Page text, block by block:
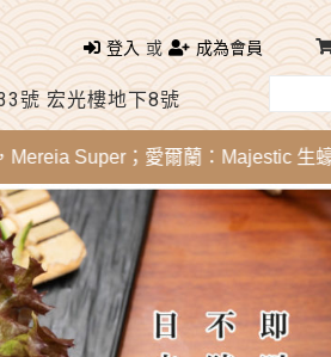
登入 或 成為會員
號 宏光樓地下8號
；愛爾蘭：Majestic 生蠔 ------